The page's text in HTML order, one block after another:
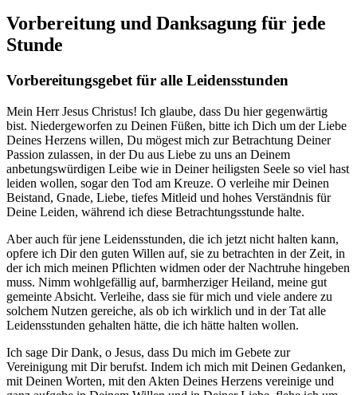
Vorbereitung und Danksagung für jede
Stunde
Vorbereitungsgebet für alle Leidensstunden
Mein Herr Jesus Christus! Ich glaube, dass Du hier gegenwärtig
bist. Niedergeworfen zu Deinen Füßen, bitte ich Dich um der Liebe
Deines Herzens willen, Du mögest mich zur Betrachtung Deiner
Passion zulassen, in der Du aus Liebe zu uns an Deinem
anbetungswürdigen Leibe wie in Deiner heiligsten Seele so viel hast
leiden wollen, sogar den Tod am Kreuze. O verleihe mir Deinen
Beistand, Gnade, Liebe, tiefes Mitleid und hohes Verständnis für
Deine Leiden, während ich diese Betrachtungsstunde halte.
Aber auch für jene Leidensstunden, die ich jetzt nicht halten kann,
opfere ich Dir den guten Willen auf, sie zu betrachten in der Zeit, in
der ich mich meinen Pflichten widmen oder der Nachtruhe hingeben
muss. Nimm wohlgefällig auf, barmherziger Heiland, meine gut
gemeinte Absicht. Verleihe, dass sie für mich und viele andere zu
solchem Nutzen gereiche, als ob ich wirklich und in der Tat alle
Leidensstunden gehalten hätte, die ich hätte halten wollen.
Ich sage Dir Dank, o Jesus, dass Du mich im Gebete zur
Vereinigung mit Dir berufst. Indem ich mich mit Deinen Gedanken,
mit Deinen Worten, mit den Akten Deines Herzens vereinige und